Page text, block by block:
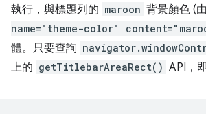
執行，與標題列的 maroon 背景顏色 (由
name="theme-color"
體。只要查詢
上的 getTitlebarAreaRect() API，